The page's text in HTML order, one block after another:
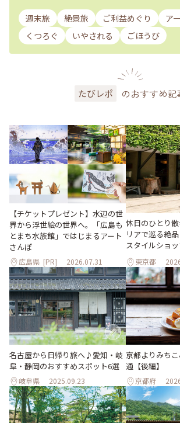
週末旅 絶景旅 ご利益めぐり
ア
くつろぐ
いやされる ごほうび
たびレポ のおすすめ記
【チケットプレゼント】水辺の世
界から浮世絵の世界へ。「広島も
とまち水族館」ではじまるアート
さんぽ
広島県 [PR] 2026.07.31
休日のひとり
リアで巡る絶
スタイルショ
東京都
名古屋から日帰り旅へ♪愛知・岐
阜・静岡のおすすめスポット6選
岐阜県 2025.09.23
京都よりみち
通【後編】
京都府